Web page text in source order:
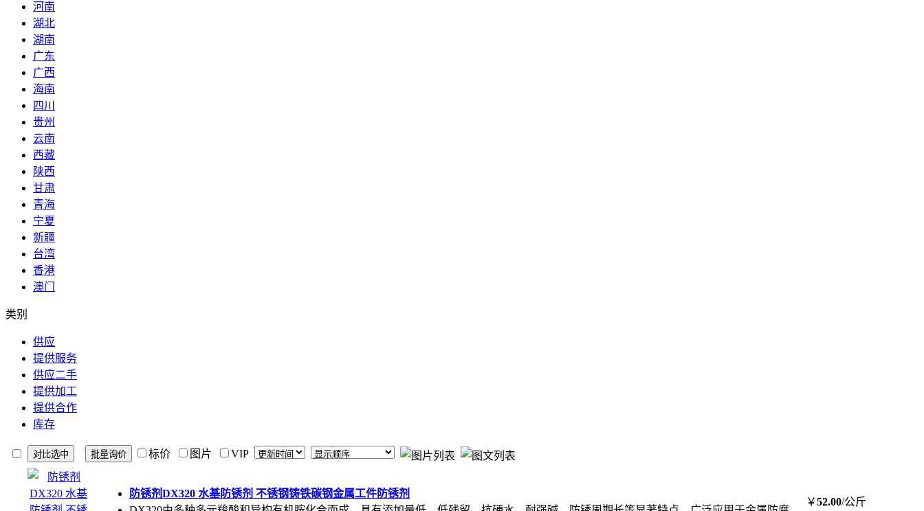
河南
湖北
湖南
广东
广西
海南
四川
贵州
云南
西藏
陕西
甘肃
青海
宁夏
新疆
台湾
香港
澳门
类别
供应
提供服务
供应二手
提供加工
提供合作
库存
标价 图片 VIP
防锈剂DX320 水基防锈剂 不锈钢铸铁碳钢金属工件防锈剂
￥52.00/公斤